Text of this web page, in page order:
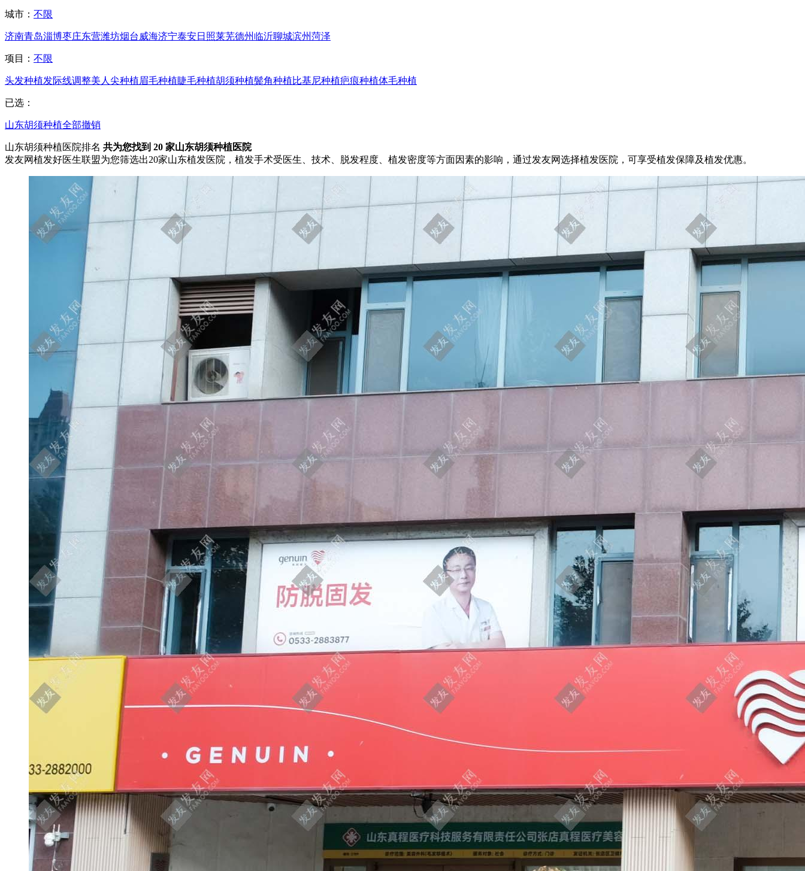
城市： 不限
济南青岛淄博枣庄东营潍坊烟台 威海济宁泰安日照莱芜德州 临沂聊城滨州菏泽
项目： 不限
头发种植发际线调整美人尖种植眉毛种植睫毛种植胡须种植鬓角种植比基尼种植疤痕种植体毛种植
已选：
山东胡须种植全部撤销
山东胡须种植医院排名 共为您找到 20 家山东胡须种植医院
发友网植发好医生联盟为您筛选出20家山东植发医院，植发手术受医生、技术、脱发程度、植发密度等方面因素的影响，通过发友网选择植发医院，可享受植发保障及植发优惠。